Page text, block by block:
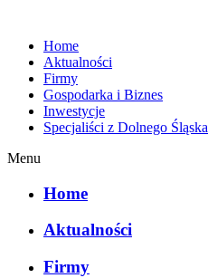
Home
Aktualności
Firmy
Gospodarka i Biznes
Inwestycje
Specjaliści z Dolnego Śląska
Menu
Home
Aktualności
Firmy